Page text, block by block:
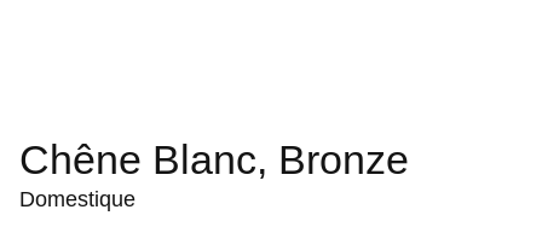
Chêne Blanc, Bronze
Domestique